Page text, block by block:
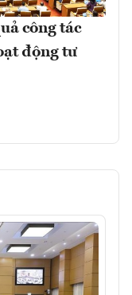
công tác
động tư